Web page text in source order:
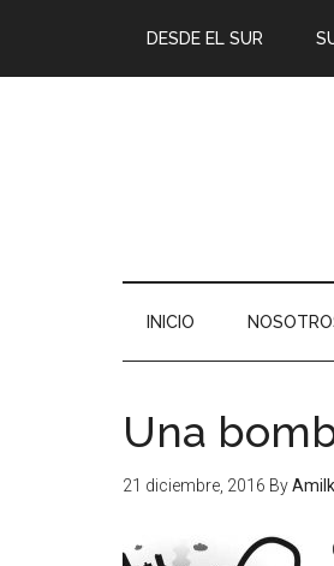
DESDE EL SUR
INICIO
Una
21 diciembre, 2016 By